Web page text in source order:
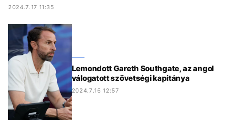
2024.7.17 11:35
Lemondott Gareth Southgate, az angol
válogatott szövetségi kapitánya
2024.7.16 12:57